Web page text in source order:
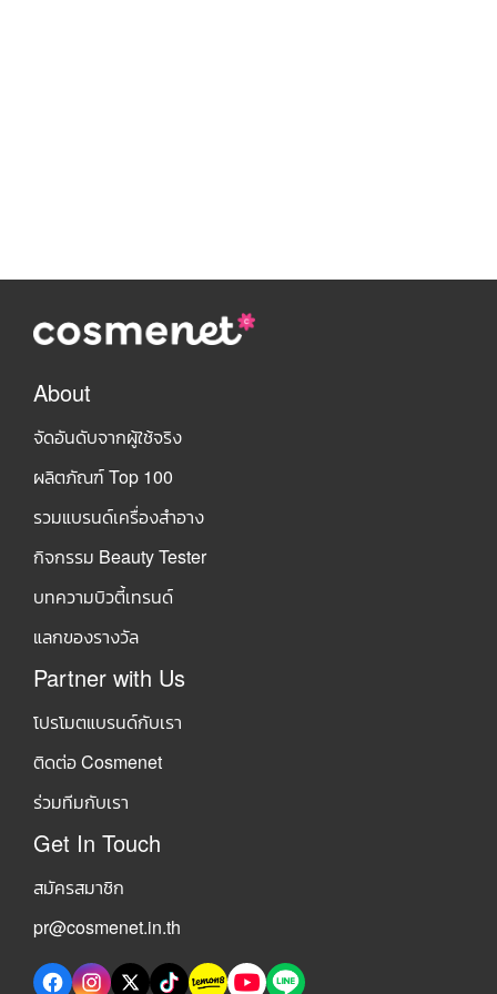
About
จัดอันดับจากผู้ใช้จริง
ผลิตภัณฑ์ Top 100
รวมแบรนด์เครื่องสำอาง
กิจกรรม Beauty Tester
บทความบิวตี้เทรนด์
แลกของรางวัล
Partner with Us
โปรโมตแบรนด์กับเรา
ติดต่อ Cosmenet
ร่วมทีมกับเรา
Get In Touch
สมัครสมาชิก
pr@cosmenet.in.th